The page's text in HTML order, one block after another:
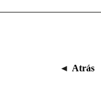
◄ Atrás